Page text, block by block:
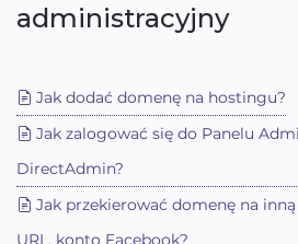
administracyjny
Jak dodać domenę na hostingu?
Jak zalogować się do Panelu
DirectAdmin?
Jak przekierować domenę na
URL, konto Facebook?